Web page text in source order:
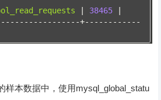
38465
+------------
样本数据中，使用mysql_global_statu